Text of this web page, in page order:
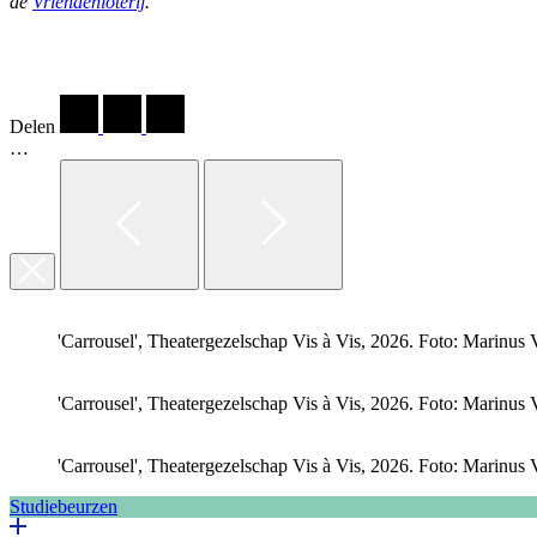
Delen
…
'Carrousel', Theatergezelschap Vis à Vis, 2026. Foto: Marinus
'Carrousel', Theatergezelschap Vis à Vis, 2026. Foto: Marinus
'Carrousel', Theatergezelschap Vis à Vis, 2026. Foto: Marinus
Studiebeurzen